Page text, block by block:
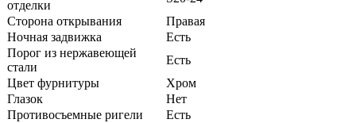
отделки
Сторона открывания
Правая
Ночная задвижка
Есть
Порог из нержавеющей
стали
Есть
Цвет фурнитуры
Хром
Глазок
Нет
Противосъемные ригели
Есть